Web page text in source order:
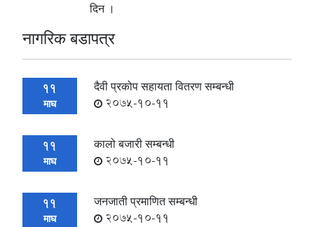
दिन ।
नागरिक बडापत्र
11
माघ
दैवी प्रकोप सहायता वितरण सम्बन्धी
2075-10-11
11
माघ
कालो बजारी सम्बन्धी
2075-10-11
11
माघ
जनजाती प्रमाणित सम्बन्धी
2075-10-11